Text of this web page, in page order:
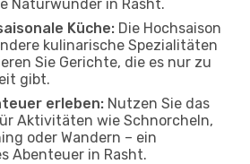
Naturwunder in Rasht.
Küche: Die Hochsaison
kulinarische Spezialitäten
Sie Gerichte, die es nur zu
gibt.
erleben: Nutzen Sie das
Aktivitäten wie Schnorcheln,
oder Wandern – ein
Abenteuer in Rasht.